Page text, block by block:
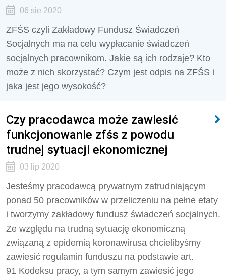
06 sie 2020
ZFŚS czyli Zakładowy Fundusz Świadczeń
Socjalnych ma na celu wypłacanie świadczeń
socjalnych pracownikom. Jakie są ich rodzaje? Kto
może z nich skorzystać? Czym jest odpis na ZFŚS i
jaka jest jego wysokość?
Czy pracodawca może zawiesić
funkcjonowanie zfśs z powodu
trudnej sytuacji ekonomicznej
03 lip 2020
Jesteśmy pracodawcą prywatnym zatrudniającym
ponad 50 pracowników w przeliczeniu na pełne etaty
i tworzymy zakładowy fundusz świadczeń socjalnych.
Ze względu na trudną sytuację ekonomiczną
związaną z epidemią koronawirusa chcielibyśmy
zawiesić regulamin funduszu na podstawie art.
91 Kodeksu pracy, a tym samym zawiesić jego